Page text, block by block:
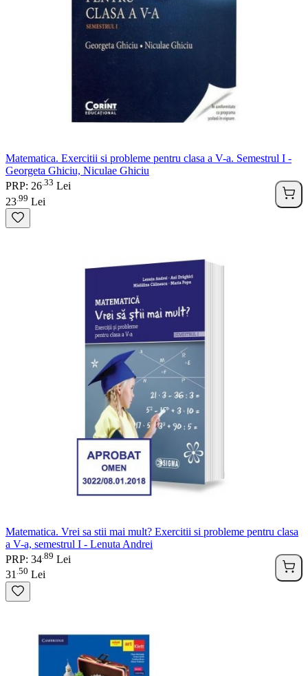
Matematica. Exercitii si probleme pentru clasa a V-a. Semestrul I -
Georgeta Ghiciu, Niculae Ghiciu
PRP: 26 33 Lei
23 99 Lei
Matematica. Vrei sa stii mai mult? Exercitii si probleme pentru clasa
a V-a, semestrul I - Lenuta Andrei
PRP: 34 89 Lei
31 50 Lei